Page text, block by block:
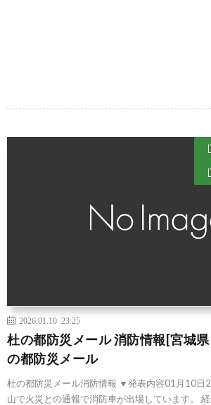
2026.01.10 23:25
杜の都防災メール 消防情報[宮城
の都防災メール
杜の都防災メール消防情報 ▼発表内容01月10日
山で火災との通報で消防車が出場しています。